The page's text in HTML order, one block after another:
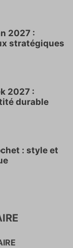
2027 :
stratégiques
2027 :
durable
: style et